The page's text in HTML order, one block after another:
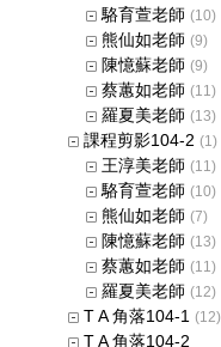
駱育萱老師 (10)
熊仙如老師 (9)
陳憶蘇老師 (9)
蔡蕙如老師 (11)
羅夏美老師 (13)
課程剪影104-2 (1)
王淳美老師 (11)
駱育萱老師 (10)
熊仙如老師 (7)
陳憶蘇老師 (13)
蔡蕙如老師 (11)
羅夏美老師 (12)
T A 角落104-1 (12)
T A 角落104-2